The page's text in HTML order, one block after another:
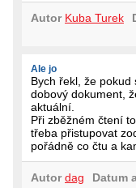
Autor Kuba Turek
Ale jo
Bych řekl, že
dobový dokument,
aktuální.
Při zběžném čtení
třeba přistupovat
pořádně co čtu a
Autor dag Datum